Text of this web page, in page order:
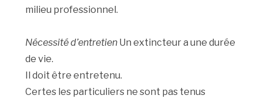
milieu professionnel.
Nécessité d’entretien Un extincteur a une durée
de vie.
Il doit être entretenu.
Certes les particuliers ne sont pas tenus